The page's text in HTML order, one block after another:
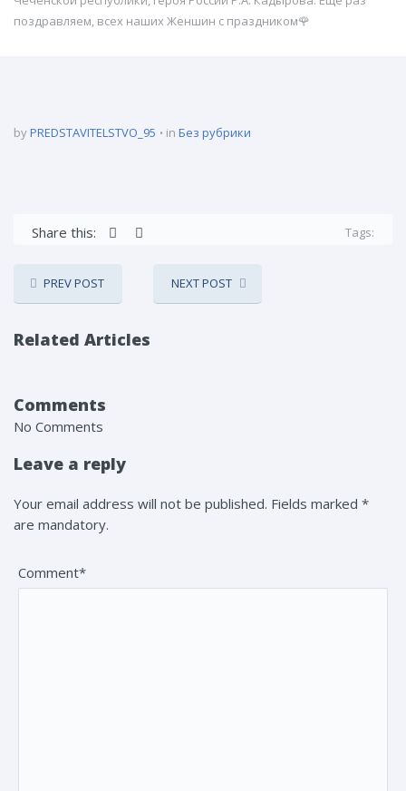
поздравляем, всех наших Женшин с праздником🌹
byPREDSTAVITELSTVO_95 in Без рубрики
Share this: Tags:
PREV POST NEXT POST
Related Articles
Comments
No Comments
Leave a reply
Your email address will not be published. Fields marked *
are mandatory.
Comment*